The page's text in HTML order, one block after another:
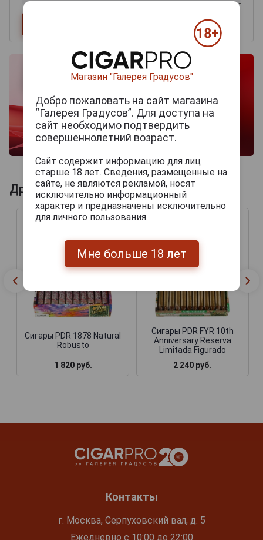
Другие продукты бренда PDR
Сигары PDR 1878 Natural
Robusto
1 820 руб.
Сигары PDR FYR 10th
Anniversary Reserva
Limitada Figurado
2 240 руб.
Контакты
г. Москва, Серпуховский вал, д. 5
Ежедневно с 10:00 до 22:00
Магазин "Галерея Градусов"
Добро пожаловать на сайт магазина
“Галерея Градусов”. Для доступа на
сайт необходимо подтвердить
совершеннолетний возраст.
Сайт содержит информацию для лиц
старше 18 лет. Сведения, размещенные на
сайте, не являются рекламой, носят
исключительно информационный
характер и предназначены исключительно
для личного пользования.
Мне больше 18 лет